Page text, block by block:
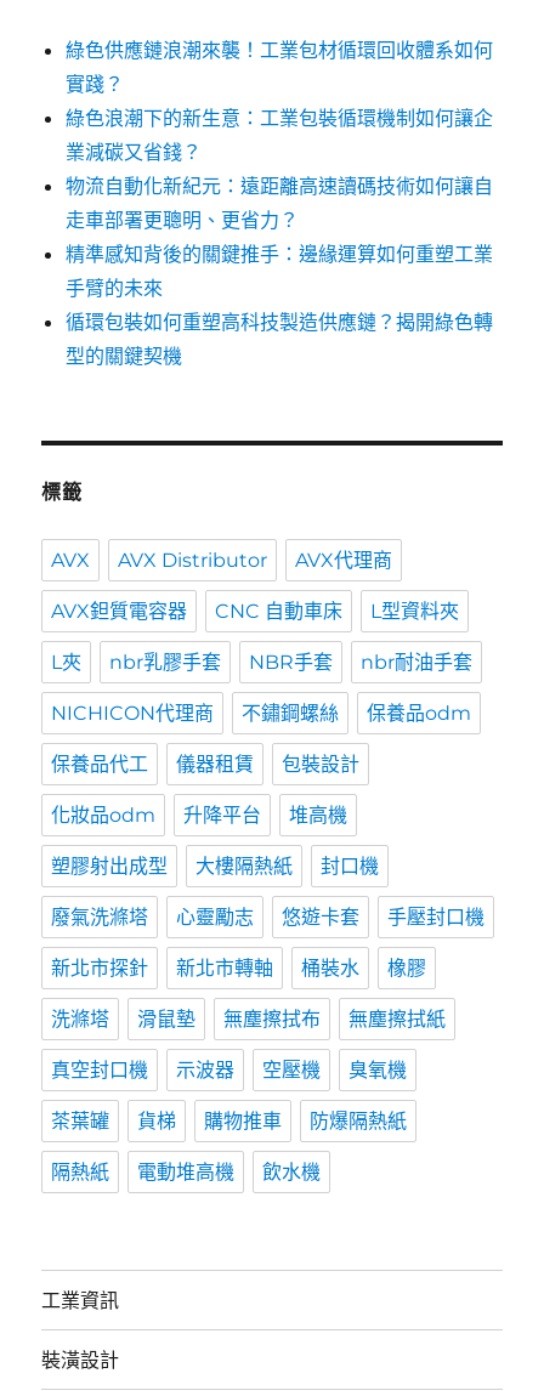
綠色供應鏈浪潮來襲！工業包材循環回收體系如何
實踐？
綠色浪潮下的新生意：工業包裝循環機制如何讓企
業減碳又省錢？
物流自動化新紀元：遠距離高速讀碼技術如何讓自
走車部署更聰明、更省力？
精準感知背後的關鍵推手：邊緣運算如何重塑工業
手臂的未來
循環包裝如何重塑高科技製造供應鏈？揭開綠色轉
型的關鍵契機
標籤
AVX AVX Distributor AVX代理商
AVX鉭質電容器 CNC 自動車床 L型資料夾
L夾 nbr乳膠手套 NBR手套 nbr耐油手套
NICHICON代理商 不鏽鋼螺絲 保養品odm
保養品代工 儀器租賃 包裝設計
化妝品odm 升降平台 堆高機
塑膠射出成型 大樓隔熱紙 封口機
廢氣洗滌塔 心靈勵志 悠遊卡套 手壓封口機
新北市探針 新北市轉軸 桶裝水 橡膠
洗滌塔 滑鼠墊 無塵擦拭布 無塵擦拭紙
真空封口機 示波器 空壓機 臭氧機
茶葉罐 貨梯 購物推車 防爆隔熱紙
隔熱紙 電動堆高機 飲水機
工業資訊
裝潢設計